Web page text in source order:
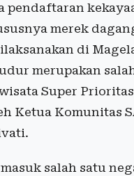
pendaftaran
merek
di
merupakan
Super Prioritas
Ketua Komunitas
salah satu